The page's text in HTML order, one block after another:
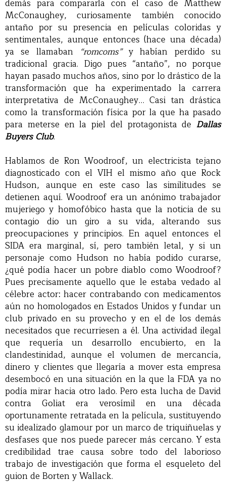
demás para compararla con el caso de Matthew
McConaughey, curiosamente también conocido
antaño por su presencia en películas coloridas y
sentimentales, aunque entonces (hace una década)
ya se llamaban “romcoms”y habían perdido su
tradicional gracia. Digo pues “antaño”, no porque
hayan pasado muchos años, sino por lo drástico de la
transformación que ha experimentado la carrera
interpretativa de McConaughey… Casi tan drástica
como la transformación física por la que ha pasado
para meterse en la piel del protagonista de Dallas
Buyers Club.
Hablamos de Ron Woodroof, un electricista tejano
diagnosticado con el VIH el mismo año que Rock
Hudson, aunque en este caso las similitudes se
detienen aquí. Woodroof era un anónimo trabajador
mujeriego y homofóbico hasta que la noticia de su
contagio dio un giro a su vida, alterando sus
preocupaciones y principios. En aquel entonces el
SIDA era marginal, sí, pero también letal, y si un
personaje como Hudson no había podido curarse,
¿qué podía hacer un pobre diablo como Woodroof?
Pues precisamente aquello que le estaba vedado al
célebre actor: hacer contrabando con medicamentos
aún no homologados en Estados Unidos y fundar un
club privado en su provecho y en el de los demás
necesitados que recurriesen a él. Una actividad ilegal
que requería un desarrollo encubierto, en la
clandestinidad, aunque el volumen de mercancía,
dinero y clientes que llegaría a mover esta empresa
desembocó en una situación en la que la FDA ya no
podía mirar hacia otro lado. Pero esta lucha de David
contra Goliat era verosímil en una década
oportunamente retratada en la película, sustituyendo
su idealizado glamour por un marco de triquiñuelas y
desfases que nos puede parecer más cercano. Y esta
credibilidad trae causa sobre todo del laborioso
trabajo de investigación que forma el esqueleto del
guion de Borten y Wallack.